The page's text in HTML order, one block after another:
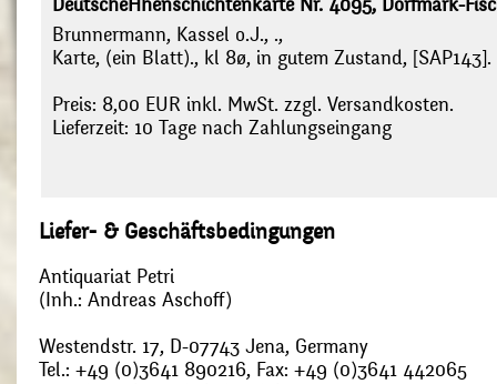
DeutscheHhenschichtenkarte Nr. 4095, Dorfmark-
Brunnermann, Kassel o.J., .,
Karte, (ein Blatt)., kl 8ø, in gutem Zustand, [SAP143].
Preis: 8,00 EUR inkl. MwSt. zzgl. Versandkosten.
Lieferzeit: 10 Tage nach Zahlungseingang
Liefer- & Geschäftsbedingungen
Antiquariat Petri
(Inh.: Andreas Aschoff)
Westendstr. 17, D-07743 Jena, Germany
Tel.: +49 (0)3641 890216, Fax: +49 (0)3641 442065